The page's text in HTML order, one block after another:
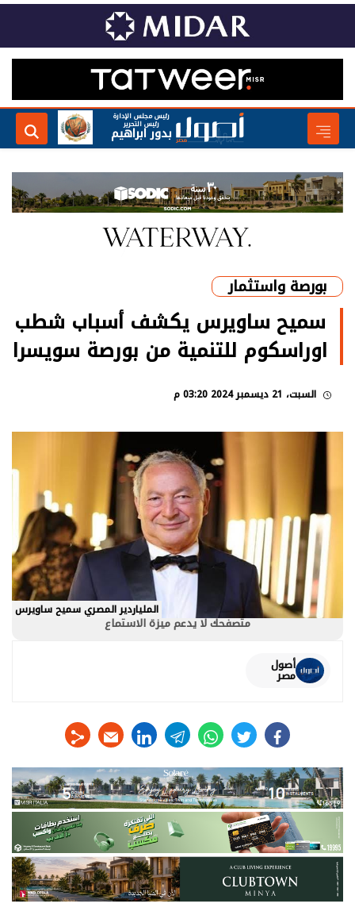
رئيس مجلس الإدارة
رئيس التحرير
بدور ابراهيم
بورصة واستثمار
سميح ساويرس يكشف أسباب شطب
اوراسكوم للتنمية من بورصة سويسرا
السبت، 21 ديسمبر 2024 03:20 م
الملياردير المصري سميح ساويرس
متصفحك لا يدعم ميزة الاستماع
أصول
مصر
facebook
twitter
whats
telegram
linkedin